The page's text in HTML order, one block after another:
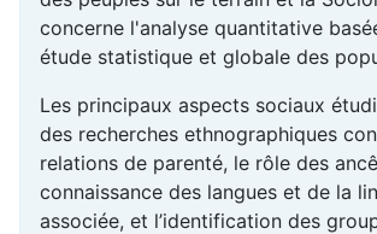
concerne l'analyse quantitative
étude statistique et globale des
Les principaux aspects sociaux
des recherches ethnographiques
relations de parenté, le rôle des
connaissance des langues et de la
associée, et l’identification des